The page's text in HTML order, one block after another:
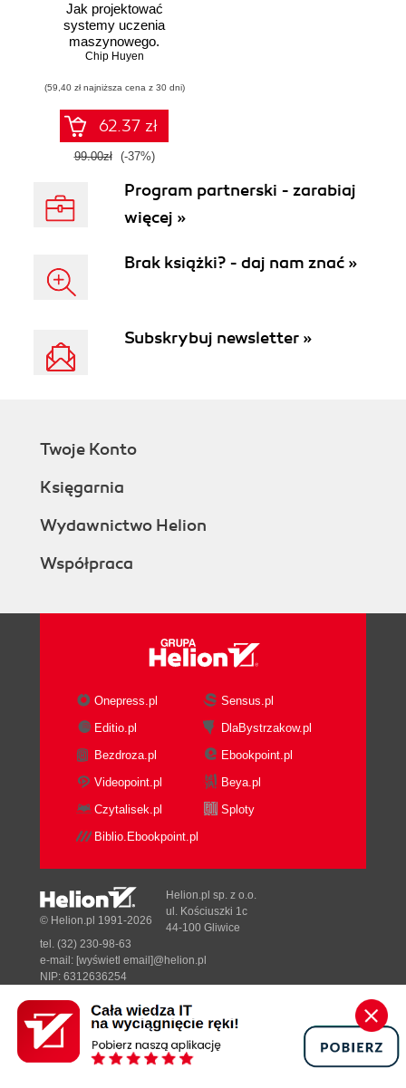
Jak projektować
systemy uczenia
maszynowego.
Iteracyjne
gotowych do pracy
Chip Huyen
(59,40 zł najniższa cena z 30 dni)
62.37 zł
99.00zł (-37%)
Program partnerski - zarabiaj
więcej »
Brak książki? - daj nam znać »
Subskrybuj newsletter »
Twoje Konto
Księgarnia
Wydawnictwo Helion
Współpraca
Onepress.pl
Sensus.pl
Editio.pl
DlaBystrzakow.pl
Bezdroza.pl
Ebookpoint.pl
Videopoint.pl
Beya.pl
Czytalisek.pl
Sploty
Biblio.Ebookpoint.pl
Designed with ♥ byTonik.pl
© Helion.pl 1991-2026
Helion.pl sp. z o.o.
ul. Kościuszki 1c
44-100 Gliwice
tel. (32) 230-98-63
e-mail: [wyświetl email]@helion.pl
NIP: 6312636254
Pełna wersja strony »